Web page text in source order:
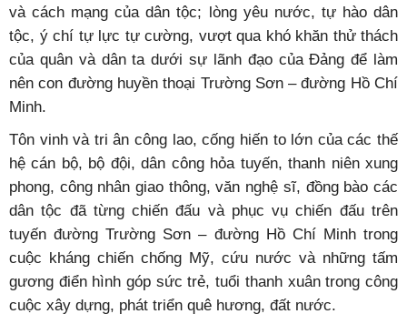
và cách mạng của dân tộc; lòng yêu nước, tự hào dân
tộc, ý chí tự lực tự cường, vượt qua khó khăn thử thách
của quân và dân ta dưới sự lãnh đạo của Đảng để làm
nên con đường huyền thoại Trường Sơn – đường Hồ Chí
Minh.
Tôn vinh và tri ân công lao, cống hiến to lớn của các thế
hệ cán bộ, bộ đội, dân công hỏa tuyến, thanh niên xung
phong, công nhân giao thông, văn nghệ sĩ, đồng bào các
dân tộc đã từng chiến đấu và phục vụ chiến đấu trên
tuyến đường Trường Sơn – đường Hồ Chí Minh trong
cuộc kháng chiến chống Mỹ, cứu nước và những tấm
gương điển hình góp sức trẻ, tuổi thanh xuân trong công
cuộc xây dựng, phát triển quê hương, đất nước.